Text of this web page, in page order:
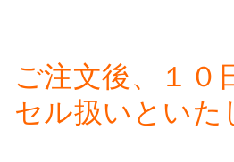
ご注文後、１０
セル扱いといた